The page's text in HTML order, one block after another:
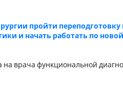
пройти переподготовку
и начать работать по новой
на врача функциональной